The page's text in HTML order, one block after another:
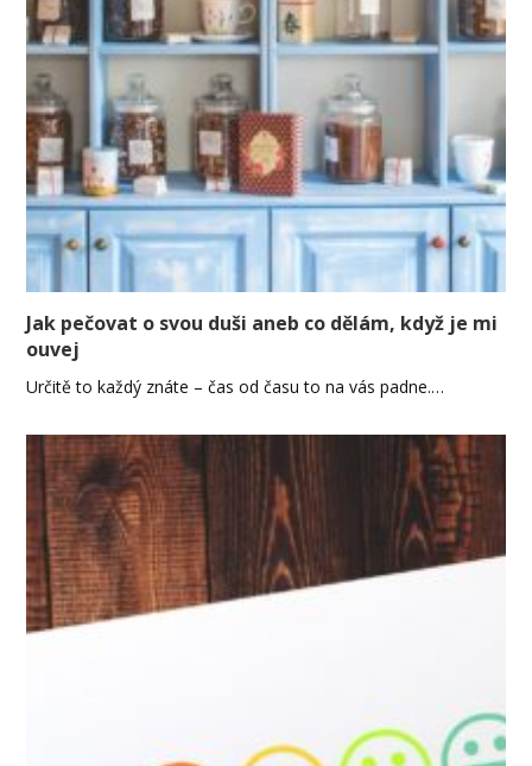
Jak pečovat o svou duši aneb co dělám, když je mi
ouvej
Určitě to každý znáte – čas od času to na vás padne.…